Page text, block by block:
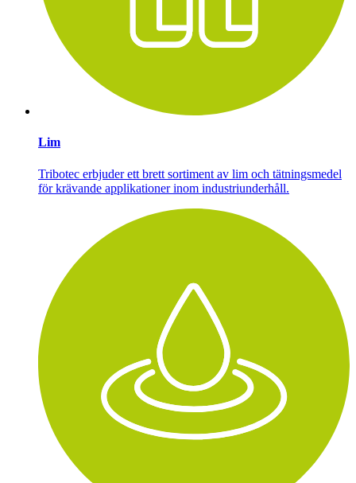
Lim
Tribotec erbjuder ett brett sortiment av lim och tätningsmedel
för krävande applikationer inom industriunderhåll.